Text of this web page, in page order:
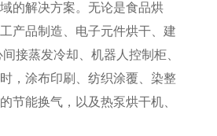
的解决方案。无论是食品烘
产品制造、电子元件烘干、建
接蒸发冷却、机器人控制柜、
，涂布印刷、纺织涂覆、染整
节能换气，以及热泵烘干机、